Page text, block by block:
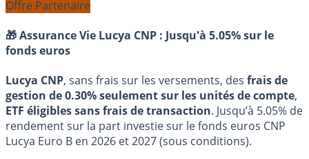
Offre Partenaire
🎁 Assurance Vie Lucya CNP : Jusqu'à 5.05% sur le
fonds euros
Lucya CNP, sans frais sur les versements, des frais de
gestion de 0.30% seulement sur les unités de compte,
ETF éligibles sans frais de transaction. Jusqu’à 5.05% de
rendement sur la part investie sur le fonds euros CNP
Lucya Euro B en 2026 et 2027 (sous conditions).